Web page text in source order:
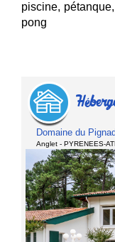
piscine,
pong
Domaine du
Anglet - PYRENEES-